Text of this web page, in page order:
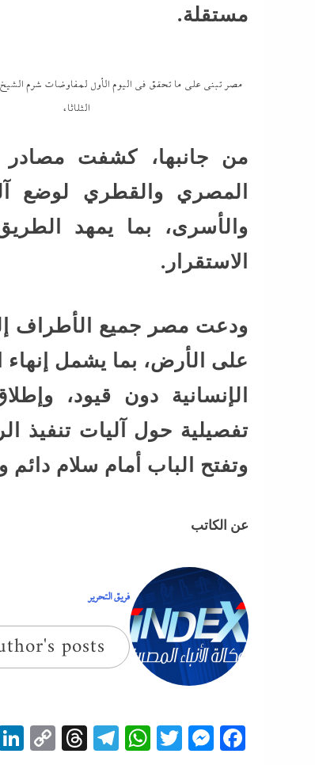
مستقلة.
مصر تبني على ما تحقق في اليوم الأول لمفاوضات شرم الشيخ
الثلاثاء
من جانبها، كشفت
المصري والقطري لوضع
والأسرى، بما يمهد
الاستقرار.
ودعت مصر جميع الأطراف
على الأرض، بما يشمل
الإنسانية دون قيود،
تفصيلية حول آليات تنفيذ
وتفتح الباب أمام سلام دائم
عن الكاتب
فريق التحرير
posts
Facebook
Messenger
Twitter
WhatsApp
Telegram